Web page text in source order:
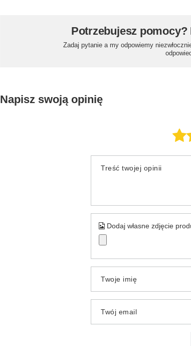
Potrzebujesz pomocy?
Zadaj pytanie a my odpowiemy
Napisz swoją opinię
Treść twojej opinii
Dodaj własne zdjęcie
Twoje imię
Twój email